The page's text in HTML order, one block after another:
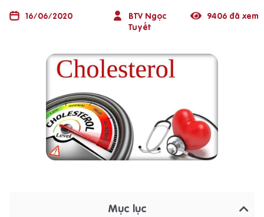
16/06/2020
BTV Ngọc
Tuyết
9406 đã xem
Mục lục